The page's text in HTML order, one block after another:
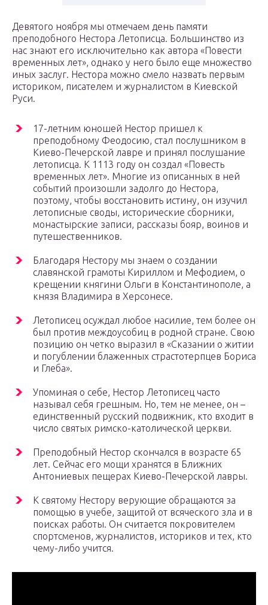
Девятого ноября мы отмечаем день памяти
преподобного Нестора Летописца. Большинство из
нас знают его исключительно как автора «Повести
временных лет», однако у него было еще множество
иных заслуг. Нестора можно смело назвать первым
историком, писателем и журналистом в Киевской
Руси.
17-летним юношей Нестор пришел к
преподобному Феодосию, стал послушником в
Киево-Печерской лавре и принял послушание
летописца. К 1113 году он создал «Повесть
временных лет». Многие из описанных в ней
событий произошли задолго до Нестора,
поэтому, чтобы восстановить истину, он изучил
летописные своды, исторические сборники,
монастырские записи, рассказы бояр, воинов и
путешественников.
Благодаря Нестору мы знаем о создании
славянской грамоты Кириллом и Мефодием, о
крещении княгини Ольги в Константинополе, а
князя Владимира в Херсонесе.
Летописец осуждал любое насилие, тем более он
был против междоусобиц в родной стране. Свою
позицию он четко выразил в «Сказании о житии
и погублении блаженных страстотерпцев Бориса
и Глеба».
Упоминая о себе, Нестор Летописец часто
называл себя грешным. Но, тем не менее, он –
единственный русский подвижник, кто входит в
число святых римско-католической церкви.
Преподобный Нестор скончался в возрасте 65
лет. Сейчас его мощи хранятся в Ближних
Антониевых пещерах Киево-Печерской лавры.
К святому Нестору верующие обращаются за
помощью в учебе, защитой от всяческого зла и в
поисках работы. Он считается покровителем
спортсменов, журналистов, историков и тех, кто
чему-либо учится.